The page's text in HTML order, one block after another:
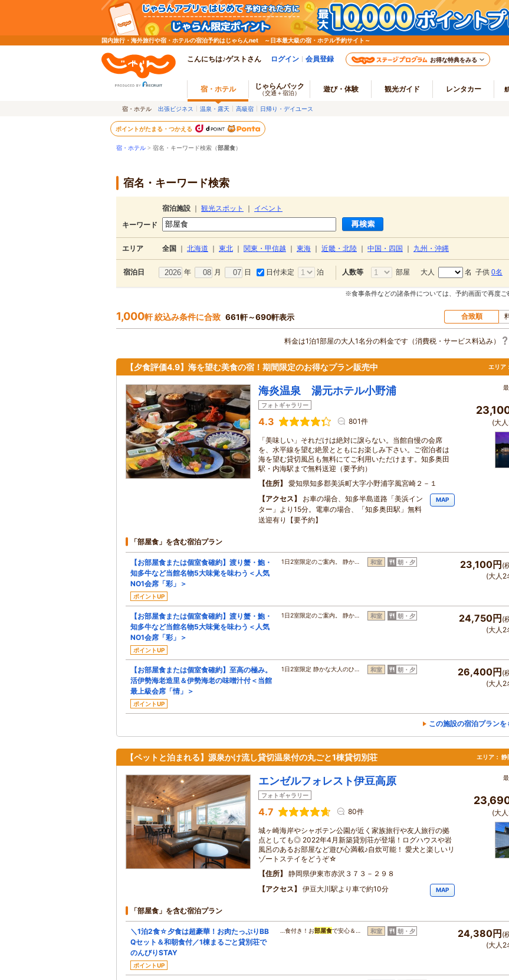
国内旅行・海外旅行や宿・ホテルの宿泊予約はじゃらんnet ～日本最大級の宿・ホテル予約サイト～
こんにちは♪ゲストさん ログイン 会員登録 お得な特典をみる
宿・ホテル じゃらんパック
（交通＋宿泊） 遊び・体験 観光ガイド レンタカー
宿・ホテル 出張ビジネス 温泉・露天 高級宿 日帰り・デイユース
ポイントがたまる・つかえる
宿・ホテル > 宿名・キーワード検索（部屋食）
宿名・キーワード検索
宿泊施設 観光スポット
イベント
キーワード
エリア 全国 北海道 東北 関東・甲信越 東海 近畿・北陸 中国・四国 九州・沖縄
宿泊日 年 月 日 日付未定 泊 人数等 部屋 大人 名 子供 0名
※食事条件などの諸条件については、予約画面で再度ご
1,000軒 絞込み条件に合致 661軒～690軒表示 合致順
料金は1泊1部屋の大人1名分の料金です（消費税・サービス料込み）
【夕食評価4.9】海を望む美食の宿！期間限定のお得なプラン販売中 エリア：
海炎温泉 湯元ホテル小野浦
フォトギャラリー
4.3 801件
「美味しい」それだけは絶対に譲らない。当館自慢の会席
を、水平線を望む絶景とともにお楽しみ下さい。ご宿泊者は
海を望む貸切風呂も無料にてご利用いただけます。知多奥田
駅・内海駅まで無料送迎（要予約）
住所
愛知県知多郡美浜町大字小野浦字風宮崎２－１
アクセス
お車の場合、知多半島道路「美浜イン
ター」より15分。電車の場合、「知多奥田駅」無料
送迎有り【要予約】
MAP
(大
「部屋食」を含む宿泊プラン
【お部屋食または個室食確約】渡り蟹・鮑・
知多牛など当館名物5大味覚を味わう＜人気
NO1会席「彩」＞
ポイントUP
1日2室限定のご案内。 静か… 和室 朝・夕 23,100円 (
(大人2
【お部屋食または個室食確約】渡り蟹・鮑・
知多牛など当館名物5大味覚を味わう＜人気
NO1会席「彩」＞
ポイントUP
1日2室限定のご案内。 静か… 和室 朝・夕 24,750円 (
(大人2
【お部屋食または個室食確約】至高の極み。
活伊勢海老造里＆伊勢海老の味噌汁付＜当館
最上級会席「情」＞
ポイントUP
1日2室限定 静かな大人のひ… 和室 朝・夕 26,400円 (
(大人2
この施設の宿泊プランを
【ペットと泊まれる】源泉かけ流し貸切温泉付の丸ごと1棟貸切別荘 エリア： 静
エンゼルフォレスト伊豆高原
フォトギャラリー
4.7 80件
城ヶ崎海岸やシャボテン公園が近く家族旅行や友人旅行の拠
点としても◎ 2022年4月新築貸別荘が登場！ログハウスや岩
風呂のあるお部屋など遊び心満載♪自炊可能！ 愛犬と楽しいリ
ゾートステイをどうぞ☆
住所
静岡県伊東市赤沢３７３－２９８
アクセス
伊豆大川駅より車で約10分 MAP
(大
「部屋食」を含む宿泊プラン
＼1泊2食☆夕食は超豪華！お肉たっぷりBB
Qセット＆和朝食付／1棟まるごと貸別荘で
のんびりSTAY
ポイントUP
…食付き！お部屋食で安心＆… 和室 朝・夕 24,380円 (
(大人2